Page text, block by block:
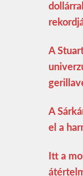
A
A
el a
Itt a